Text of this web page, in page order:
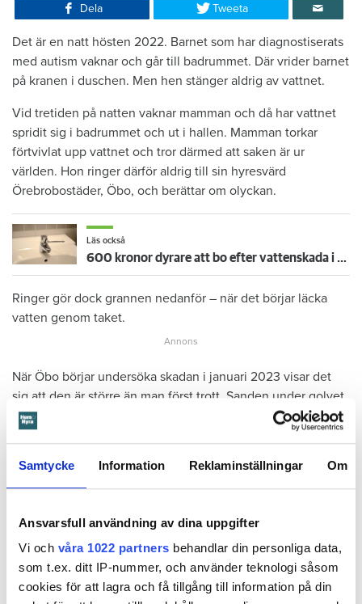
Samtycke Information Reklaminställningar Om
Ansvarsfull användning av dina uppgifter
Vi och våra 1022 partners behandlar din personliga data,
som t.ex. ditt IP-nummer, och använder teknologi såsom
cookies för att lagra och få tillgång till information på din
Dela Tweeta
Det är en natt hösten 2022. Barnet som har diagnostiserats
med autism vaknar och går till badrummet. Där vrider barnet
på kranen i duschen. Men hen stänger aldrig av vattnet.
Vid tretiden på natten vaknar mamman och då har vattnet
spridit sig i badrummet och ut i hallen. Mamman torkar
förtvivlat upp vattnet och tror därmed att saken är ur
världen. Hon ringer därför aldrig till sin hyresvärd
Örebrobostäder, Öbo, och berättar om olyckan.
Läs också
600 kronor dyrare att bo efter vattenskada i Varberg
Ringer gör dock grannen nedanför – när det börjar läcka
vatten genom taket.
När Öbo börjar undersöka skadan i januari 2023 visar det
sig att den är större än man först trott. Sanden under golvet
har sugit upp vattnet så att det spridit sig in i både kök och
vardagsrum.